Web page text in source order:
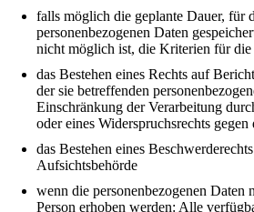
falls möglich die geplante Dauer, für
personenbezogenen Daten
nicht möglich ist, die Kriterien für die
das Bestehen eines Rechts auf
der sie betreffenden
Einschränkung der Verarbeitung
oder eines Widerspruchsrechts
das Bestehen eines
Aufsichtsbehörde
wenn die personenbezogenen Daten
Person erhoben werden: Alle